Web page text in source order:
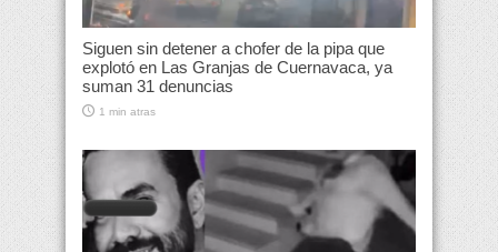
Siguen sin detener a chofer de la pipa que
explotó en Las Granjas de Cuernavaca, ya
suman 31 denuncias
1 min atras